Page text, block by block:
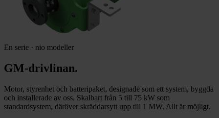
En serie · nio modeller
GM-drivlinan.
Motor, styrenhet och batteripaket, designade som ett system, byggda
och installerade av oss. Skalbart från 5 till 75 kW som
standardsystem, däröver skräddarsytt upp till 1 MW. Allt är möjligt.